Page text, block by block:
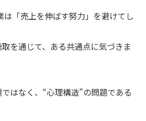
「売上を伸ばす努力」を避けてし
を通じて、ある共通点に気づきま
はなく、“心理構造”の問題である